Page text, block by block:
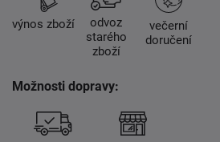
výnos zboží
odvoz
starého
zboží
večerní
doručení
Možnosti dopravy: